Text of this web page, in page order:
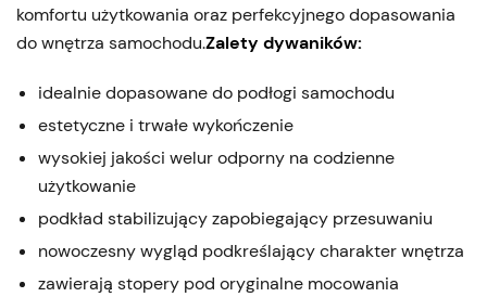
komfortu użytkowania oraz perfekcyjnego dopasowania
do wnętrza samochodu.Zalety dywaników:
idealnie dopasowane do podłogi samochodu
estetyczne i trwałe wykończenie
wysokiej jakości welur odporny na codzienne
użytkowanie
podkład stabilizujący zapobiegający przesuwaniu
nowoczesny wygląd podkreślający charakter wnętrza
zawierają stopery pod oryginalne mocowania